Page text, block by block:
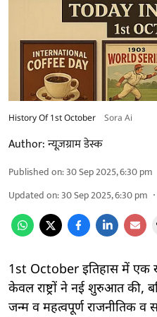
History Of 1st October Sora Ai
Author:न्यूज़ग्राम डेस्क
Published on:30 Sep 2025, 6:30 pm
Updated on:30 Sep 2025, 6:30 pm
1st October इतिहास में एक
केवल राष्ट्रों ने नई शुरुआत की,
जन्म व महत्वपूर्ण राजनीतिक व